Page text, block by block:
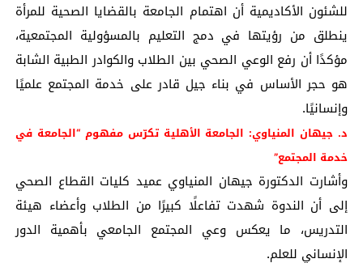
للشئون الأكاديمية أن اهتمام الجامعة بالقضايا الصحية للمرأة
ينطلق من رؤيتها في دمج التعليم بالمسؤولية المجتمعية،
مؤكدًا أن رفع الوعي الصحي بين الطلاب والكوادر الطبية الشابة
هو حجر الأساس في بناء جيل قادر على خدمة المجتمع علميًا
وإنسانيًا.
د. جيهان المنياوي: الجامعة الأهلية تكرّس مفهوم “الجامعة في
خدمة المجتمع”
وأشارت الدكتورة جيهان المنياوي عميد كليات القطاع الصحي
إلى أن الندوة شهدت تفاعلًا كبيرًا من الطلاب وأعضاء هيئة
التدريس، ما يعكس وعي المجتمع الجامعي بأهمية الدور
الإنساني للعلم.